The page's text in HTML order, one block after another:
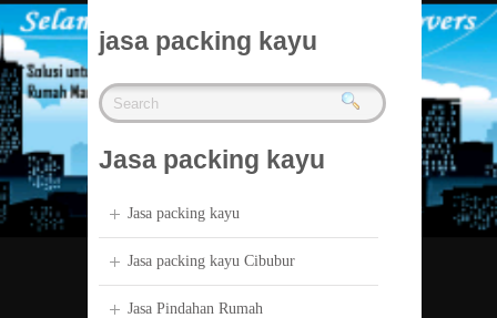
jasa packing kayu
Jasa packing kayu
Jasa packing kayu
Jasa packing kayu Cibubur
Jasa Pindahan Rumah